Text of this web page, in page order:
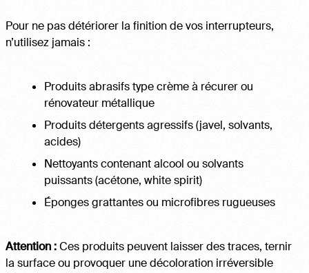
Pour ne pas détériorer la finition de vos interrupteurs,
n’utilisez jamais :
Produits abrasifs type crème à récurer ou
rénovateur métallique
Produits détergents agressifs (javel, solvants,
acides)
Nettoyants contenant alcool ou solvants
puissants (acétone, white spirit)
Éponges grattantes ou microfibres rugueuses
Attention :Ces produits peuvent laisser des traces, ternir
la surface ou provoquer une décoloration irréversible